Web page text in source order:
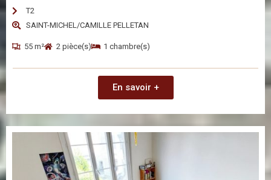
T2
SAINT-MICHEL/CAMILLE PELLETAN
55 m² 2 pièce(s) 1 chambre(s)
En savoir +